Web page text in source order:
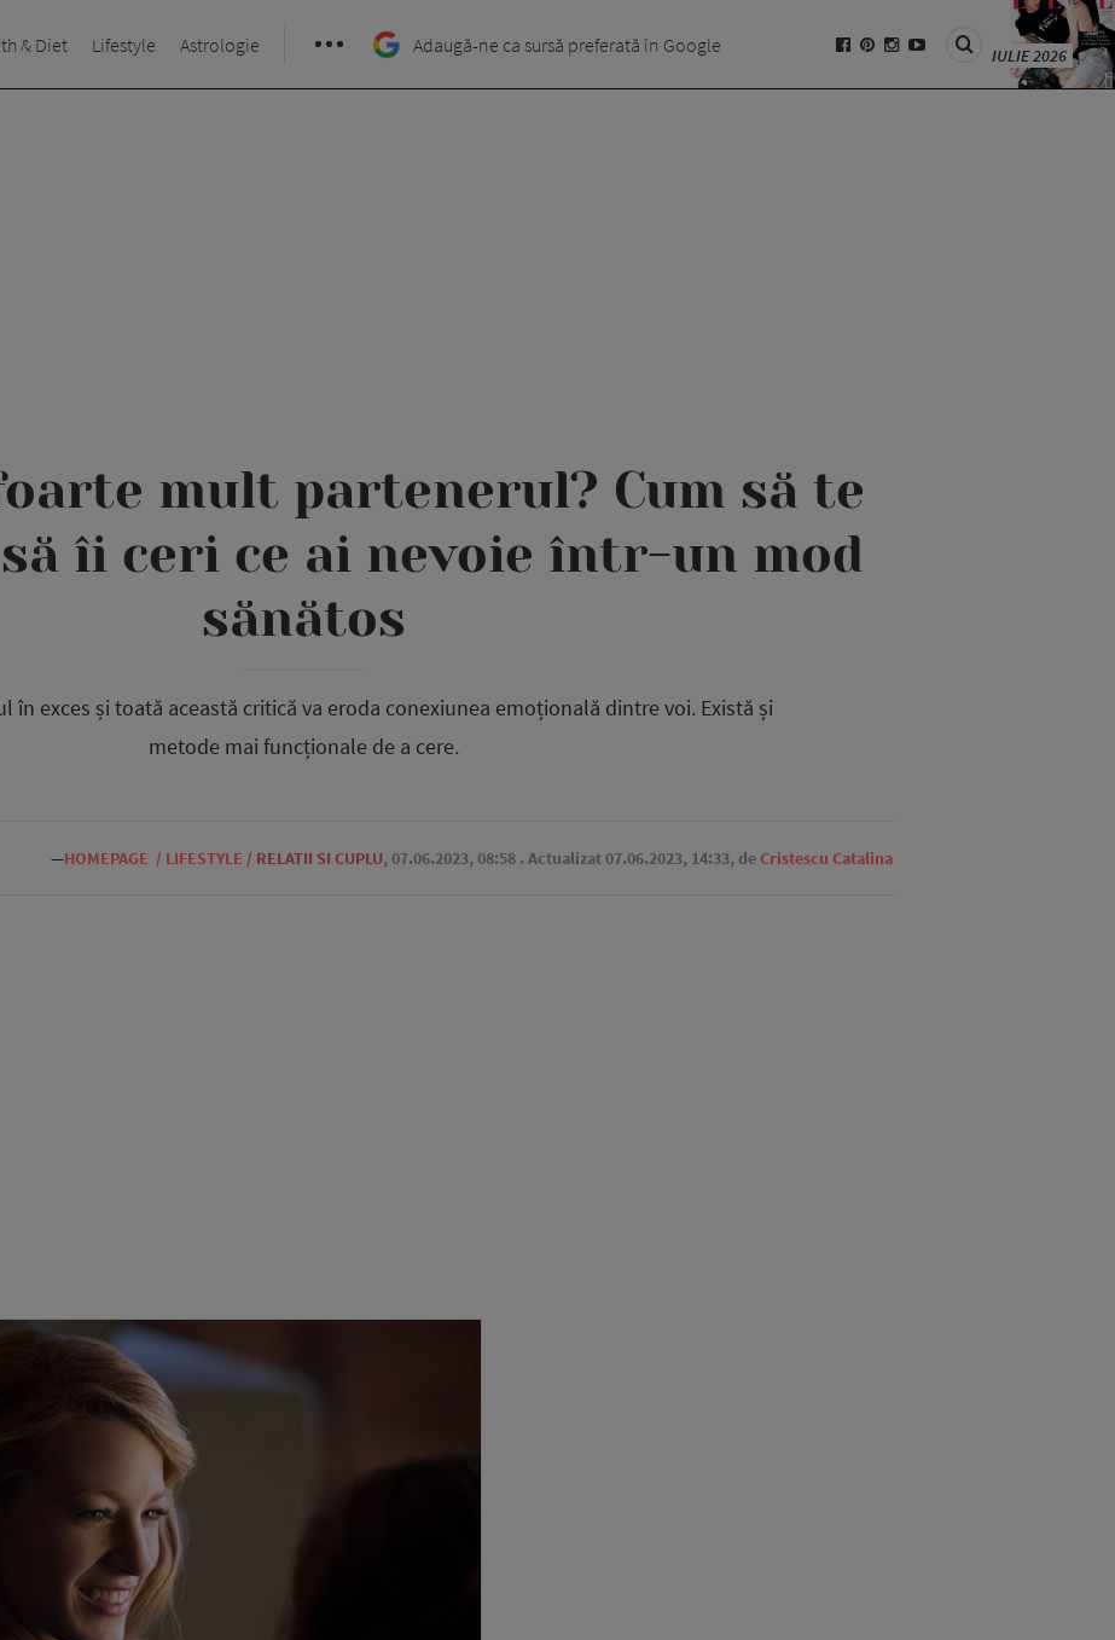
& Diet Lifestyle Astrologie Adaugă-ne ca sursă preferată în Google IULIE 2026
mult partenerul? Cum să te
îi ceri ce ai nevoie într-un mod
sănătos
în exces și toată această critică va eroda conexiunea emoțională dintre voi. Există și
metode mai funcționale de a cere.
—HOMEPAGE / LIFESTYLE / RELATII SI CUPLU,07.06.2023, 08:58 . Actualizat 07.06.2023, 14:33, deCristescu Catalina